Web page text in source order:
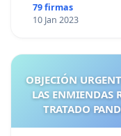
79 firmas
10 Jan 2023
OBJECIÓN
LAS ENMIENDAS
TRATADO